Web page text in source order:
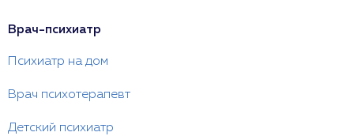
Врач-психиатр
Психиатр на дом
Врач психотерапевт
Детский психиатр